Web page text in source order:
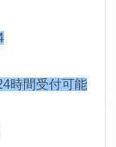
時間受付可能